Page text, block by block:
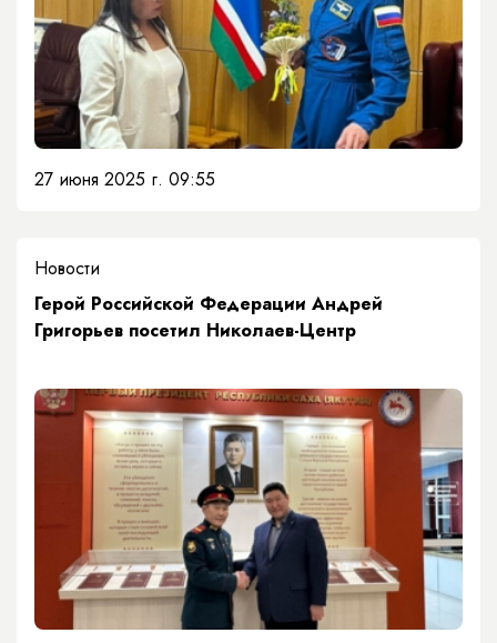
27 июня 2025 г. 09:55
Новости
Герой Российской Федерации Андрей
Григорьев посетил Николаев-Центр